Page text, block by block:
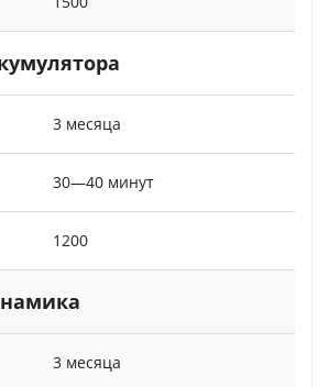
3 месяца
30—40 минут
1200
3 месяца